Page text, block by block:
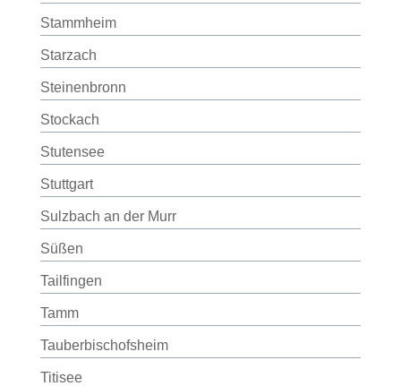
Stammheim
Starzach
Steinenbronn
Stockach
Stutensee
Stuttgart
Sulzbach an der Murr
Süßen
Tailfingen
Tamm
Tauberbischofsheim
Titisee